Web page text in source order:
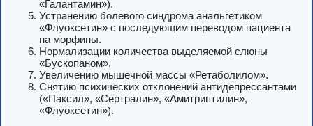
«Галантамин»).
Устранению болевого синдрома анальгетиком
«Флуоксетин» с последующим переводом пациента
на морфины.
Нормализации количества выделяемой слюны
«Бускопаном».
Увеличению мышечной массы «Ретаболилом».
Снятию психических отклонений антидепрессантами
(«Паксил», «Сертралин», «Амитриптилин»,
«Флуоксетин»).